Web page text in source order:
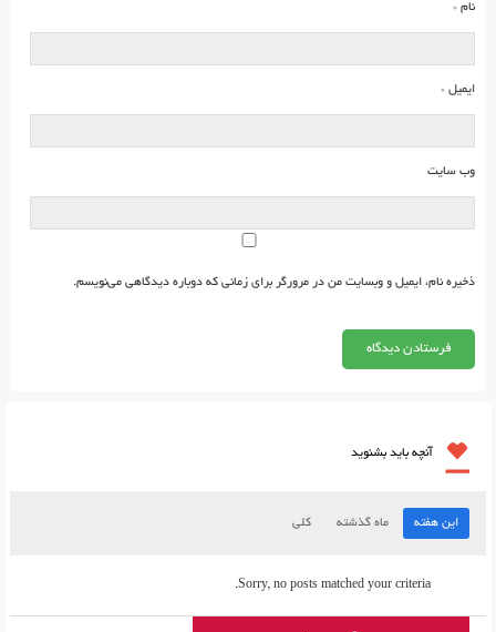
نام *
ایمیل *
وب‌ سایت
ذخیره نام، ایمیل و وبسایت من در مرورگر برای زمانی که دوباره دیدگاهی می‌نویسم.
آنچه باید بشنوید
این هفته ماه گذشته کلی
Sorry, no posts matched your criteria.